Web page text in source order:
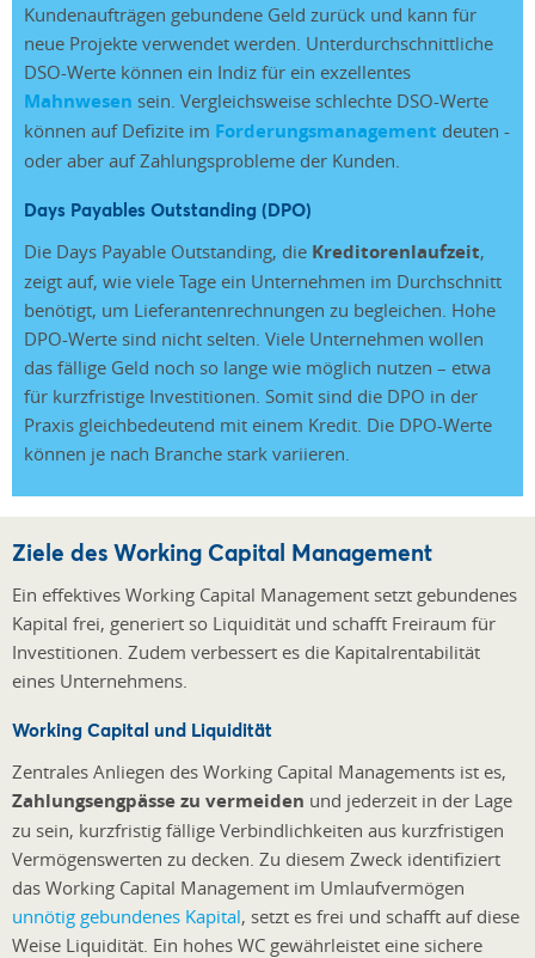
Kundenaufträgen gebundene Geld zurück und kann für
neue Projekte verwendet werden. Unterdurchschnittliche
DSO-Werte können ein Indiz für ein exzellentes
Mahnwesen sein. Vergleichsweise schlechte DSO-Werte
können auf Defizite im Forderungsmanagement deuten -
oder aber auf Zahlungsprobleme der Kunden.
Days Payables Outstanding (DPO)
Die Days Payable Outstanding, die Kreditorenlaufzeit,
zeigt auf, wie viele Tage ein Unternehmen im Durchschnitt
benötigt, um Lieferantenrechnungen zu begleichen. Hohe
DPO-Werte sind nicht selten. Viele Unternehmen wollen
das fällige Geld noch so lange wie möglich nutzen – etwa
für kurzfristige Investitionen. Somit sind die DPO in der
Praxis gleichbedeutend mit einem Kredit. Die DPO-Werte
können je nach Branche stark variieren.
Ziele des Working Capital Management
Ein effektives Working Capital Management setzt gebundenes
Kapital frei, generiert so Liquidität und schafft Freiraum für
Investitionen. Zudem verbessert es die Kapitalrentabilität
eines Unternehmens.
Working Capital und Liquidität
Zentrales Anliegen des Working Capital Managements ist es,
Zahlungsengpässe zu vermeiden und jederzeit in der Lage
zu sein, kurzfristig fällige Verbindlichkeiten aus kurzfristigen
Vermögenswerten zu decken. Zu diesem Zweck identifiziert
das Working Capital Management im Umlaufvermögen
unnötig gebundenes Kapital, setzt es frei und schafft auf diese
Weise Liquidität. Ein hohes WC gewährleistet eine sichere